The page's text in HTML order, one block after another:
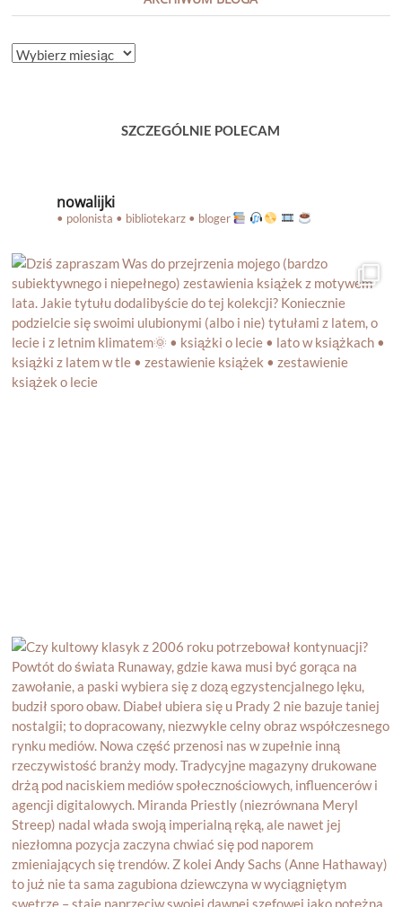
ARCHIWUM
SZCZEGÓLNIE POLECAM
nowalijki
• polonista • bibliotekarz • bloger